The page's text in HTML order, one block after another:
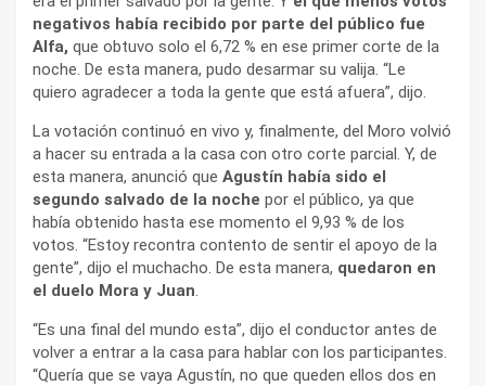
negativos había recibido por parte del público fue
Alfa, que obtuvo solo el 6,72 % en ese primer corte de la
noche. De esta manera, pudo desarmar su valija. “Le
quiero agradecer a toda la gente que está afuera”, dijo.
La votación continuó en vivo y, finalmente, del Moro volvió
a hacer su entrada a la casa con otro corte parcial. Y, de
esta manera, anunció que Agustín había sido el
segundo salvado de la noche por el público, ya que
había obtenido hasta ese momento el 9,93 % de los
votos. “Estoy recontra contento de sentir el apoyo de la
gente”, dijo el muchacho. De esta manera, quedaron en
el duelo Mora y Juan.
“Es una final del mundo esta”, dijo el conductor antes de
volver a entrar a la casa para hablar con los participantes.
“Quería que se vaya Agustín, no que queden ellos dos en